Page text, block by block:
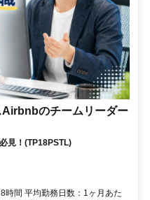
のチームリーダー
見！(TP18PSTL)
時間 平均勤務日数：1ヶ月あた